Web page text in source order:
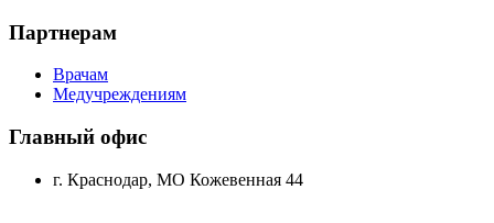
Партнерам
Врачам
Медучреждениям
Главный офис
г. Краснодар, МО Кожевенная 44